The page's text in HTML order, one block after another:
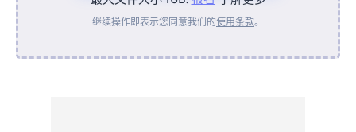
从设备
继续操作即表示您同意我们的使用条款。